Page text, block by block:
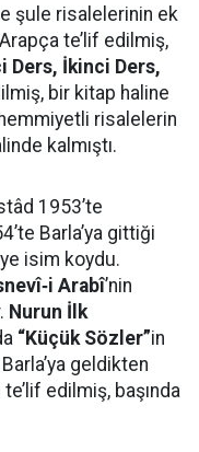
şule risalelerinin ek
te’lif edilmiş,
Ders, İkinci Ders,
bir kitap haline
risalelerin
kalmıştı.
1953’te
Barla’ya gittiği
isim koydu.
Arabî’nin
Nurun İlk
“Küçük Sözler”in
geldikten
edilmiş, başında